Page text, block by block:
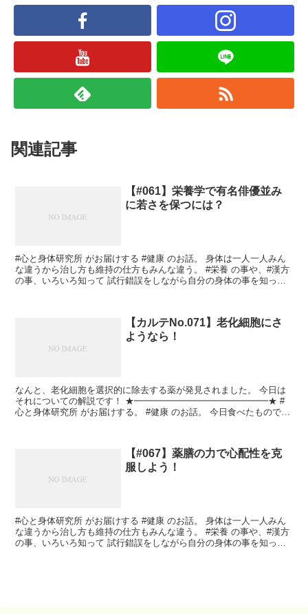
関連記事
【#061】栄養学で有名俳優並み
に若さを保つには？
#心と身体研究所 がお届けする #健康 のお話。 身体は一人一人みん
な違うから治し方も維持の仕方もみんな違う。 #栄養 の事や、#漢方
の事、いろいろ知って 試行錯誤をしながら自分の身体の事を知って
【カルテNo.071】老化細胞にさ
ようなら！
なんと、老化細胞を選択的に除去する薬が発見されました。 今日は
それについての解説です！ ★━━━━━━━━━━━━━━━★ #
心と身体研究所 がお届けする。 #健康 のお話。 今日食べたもので明
【#067】薬膳の力で心配性を克
服しよう！
#心と身体研究所 がお届けする #健康 のお話。 身体は一人一人みん
な違うから治し方も維持の仕方もみんな違う。 #栄養 の事や、#漢方
の事、いろいろ知って 試行錯誤をしながら自分の身体の事を知って